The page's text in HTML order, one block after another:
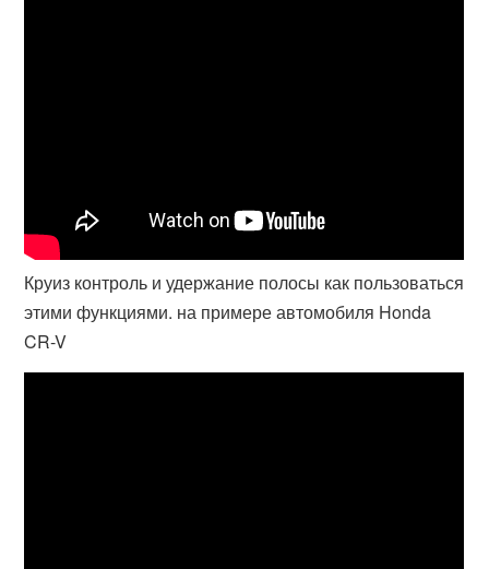
Круиз контроль и удержание полосы как пользоваться
этими функциями. на примере автомобиля Honda
CR-V